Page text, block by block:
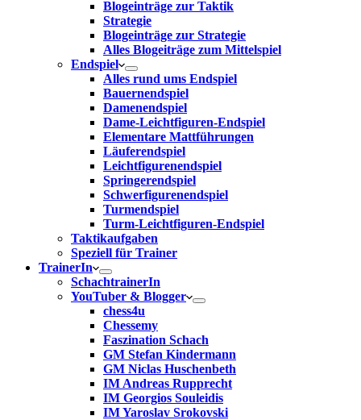
Blogeinträge zur Taktik
Strategie
Blogeinträge zur Strategie
Alles Blogeiträge zum Mittelspiel
Endspiel
Alles rund ums Endspiel
Bauernendspiel
Damenendspiel
Dame-Leichtfiguren-Endspiel
Elementare Mattführungen
Läuferendspiel
Leichtfigurenendspiel
Springerendspiel
Schwerfigurenendspiel
Turmendspiel
Turm-Leichtfiguren-Endspiel
Taktikaufgaben
Speziell für Trainer
TrainerIn
SchachtrainerIn
YouTuber & Blogger
chess4u
Chessemy
Faszination Schach
GM Stefan Kindermann
GM Niclas Huschenbeth
IM Andreas Rupprecht
IM Georgios Souleidis
IM Yaroslav Srokovski